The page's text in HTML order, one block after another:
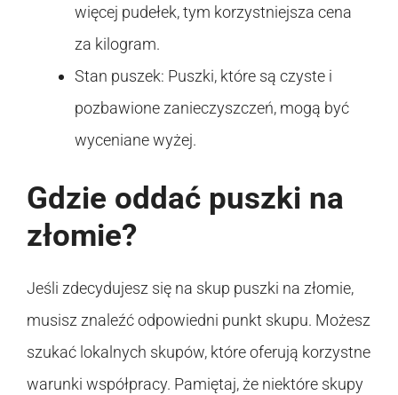
więcej pudełek, tym korzystniejsza cena
za kilogram.
Stan puszek: Puszki, które są czyste i
pozbawione zanieczyszczeń, mogą być
wyceniane wyżej.
Gdzie oddać puszki na
złomie?
Jeśli zdecydujesz się na skup puszki na złomie,
musisz znaleźć odpowiedni punkt skupu. Możesz
szukać lokalnych skupów, które oferują korzystne
warunki współpracy. Pamiętaj, że niektóre skupy